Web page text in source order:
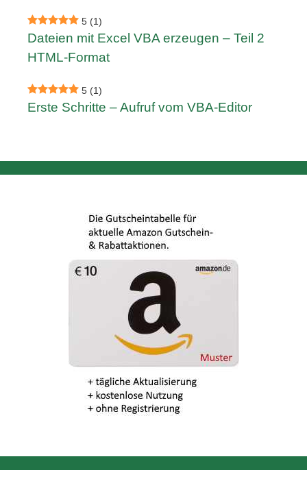
5 (1)
Dateien mit Excel VBA erzeugen – Teil 2
HTML-Format
5 (1)
Erste Schritte – Aufruf vom VBA-Editor